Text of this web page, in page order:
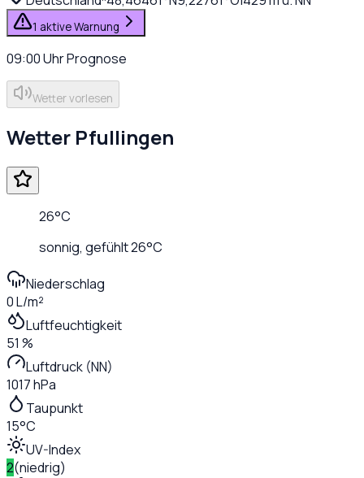
1 aktive Warnung
09:00UhrPrognose
Wetter vorlesen
Wetter Pfullingen
26°C
sonnig, gefühlt26°C
Niederschlag
0 L/m²
Luftfeuchtigkeit
51 %
Luftdruck (NN)
1017 hPa
Taupunkt
15°C
UV-Index
2(niedrig)